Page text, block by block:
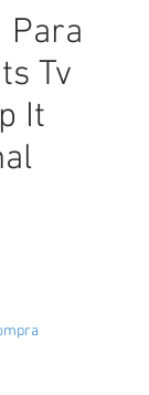
Para
Tv
It
normal